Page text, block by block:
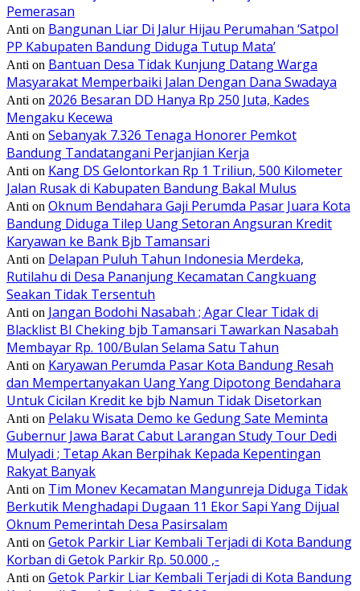
Pemerasan
Anti on Bangunan Liar Di Jalur Hijau Perumahan ‘Satpol
PP Kabupaten Bandung Diduga Tutup Mata’
Anti on Bantuan Desa Tidak Kunjung Datang Warga
Masyarakat Memperbaiki Jalan Dengan Dana Swadaya
Anti on 2026 Besaran DD Hanya Rp 250 Juta, Kades
Mengaku Kecewa
Anti on Sebanyak 7.326 Tenaga Honorer Pemkot
Bandung Tandatangani Perjanjian Kerja
Anti on Kang DS Gelontorkan Rp 1 Triliun, 500 Kilometer
Jalan Rusak di Kabupaten Bandung Bakal Mulus
Anti on Oknum Bendahara Gaji Perumda Pasar Juara Kota
Bandung Diduga Tilep Uang Setoran Angsuran Kredit
Karyawan ke Bank Bjb Tamansari
Anti on Delapan Puluh Tahun Indonesia Merdeka,
Rutilahu di Desa Pananjung Kecamatan Cangkuang
Seakan Tidak Tersentuh
Anti on Jangan Bodohi Nasabah ; Agar Clear Tidak di
Blacklist BI Cheking bjb Tamansari Tawarkan Nasabah
Membayar Rp. 100/Bulan Selama Satu Tahun
Anti on Karyawan Perumda Pasar Kota Bandung Resah
dan Mempertanyakan Uang Yang Dipotong Bendahara
Untuk Cicilan Kredit ke bjb Namun Tidak Disetorkan
Anti on Pelaku Wisata Demo ke Gedung Sate Meminta
Gubernur Jawa Barat Cabut Larangan Study Tour Dedi
Mulyadi ; Tetap Akan Berpihak Kepada Kepentingan
Rakyat Banyak
Anti on Tim Monev Kecamatan Mangunreja Diduga Tidak
Berkutik Menghadapi Dugaan 11 Ekor Sapi Yang Dijual
Oknum Pemerintah Desa Pasirsalam
Anti on Getok Parkir Liar Kembali Terjadi di Kota Bandung
Korban di Getok Parkir Rp. 50.000 ,-
Anti on Getok Parkir Liar Kembali Terjadi di Kota Bandung